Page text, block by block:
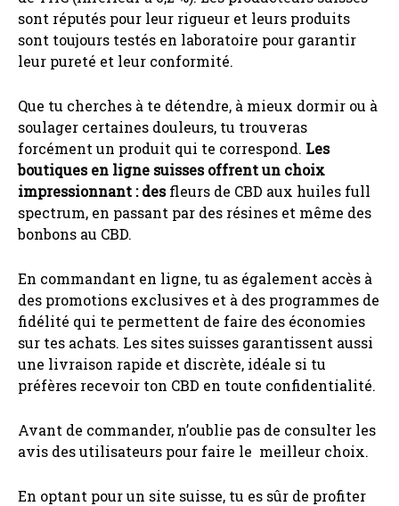
sont réputés pour leur rigueur et leurs produits
sont toujours testés en laboratoire pour garantir
leur pureté et leur conformité.
Que tu cherches à te détendre, à mieux dormir ou à
soulager certaines douleurs, tu trouveras
forcément un produit qui te correspond. Les
boutiques en ligne suisses offrent un choix
impressionnant : desfleurs de CBD aux huiles full
spectrum, en passant par des résines et même des
bonbons au CBD.
En commandant en ligne, tu as également accès à
des promotions exclusives et à des programmes de
fidélité qui te permettent de faire des économies
sur tes achats. Les sites suisses garantissent aussi
une livraison rapide et discrète, idéale si tu
préfères recevoir ton CBD en toute confidentialité.
Avant de commander, n’oublie pas de consulter les
avis des utilisateurs pour faire le meilleur choix.
En optant pour un site suisse, tu es sûr de profiter